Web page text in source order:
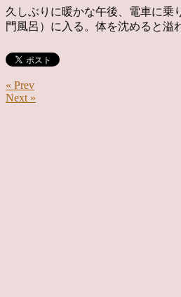
久しぶりに暖かな午後、電車に乗
門風呂）に入る。体を沈めると溢
« Prev
Next »